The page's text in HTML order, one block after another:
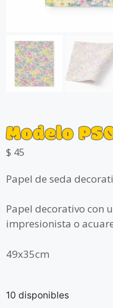
Modelo
$ 45
Papel de seda
Papel decorativo con
impresionista o
49x35cm
10 disponibles